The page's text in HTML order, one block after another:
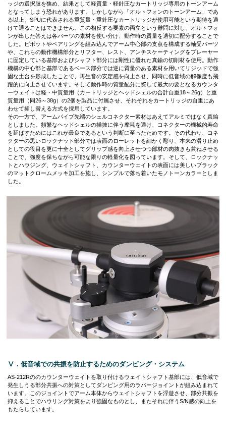
ッジの選択肢を狭め、結果として軽質量・軽針圧なカートリッジ専用のトーンアーム
となってしまう恐れがあります。しかしながら「オルトフォンのトーンアーム」であ
る以上、SPUに代表される重質量・重針圧なカートリッジが使用可能という期待を避
けて通ることはできません。この相反する要素の両立という難問に対し、オルトフォ
ンが出した答えは各パーツの素材を使い分け、動作時の質量を適切に配分することで
した。ピボットやベアリングを組み込んでアーム中心部の支点を構成する軸受パーツ
や、これらの動作機構部分とリフター、レスト、アンチスケーティングをプレーヤー
に固定している基部およびシャフト部分には剛性に優れた真鍮の切削材を使用。動作
機構の中心部と基部であるベース部分では逆に質量のある素材を用いてリジッドで強
固な土台を形成したことで、再生音の安定感を向上させ、同時に低音域の解像度も飛
躍的に向上させています。そして動作時の質量配分に際して最大の要となるカウンタ
ーウェイトは軽・中質量用（カートリッジとヘッドシェルの合計自重18～26g）と重
質量用（同26～38g）の2個を製品に付属させ、それぞれをカートリッジの自重にあ
わせて挿し替える方式を採用しています。
その一方で、アームパイプ先端のシェルコネクター素材はあえてアルミではなく真鍮
としました。頻繁なヘッドシェルの挿抜に伴う摩耗を避け、コネクターの機械的寿命
を延ばすためにはこれが最良であるという判断に至ったためです。その代わり、コネ
クターの黒いロックナット部分では表面のローレットを細かく彫り、本来の滑り止め
としての役目を更に十全としてグリップ感を向上させつつ部材の肉抜きも兼ねさせる
ことで、強度を保ちながら可能な限りの軽量化を図っています。そして、ロックナッ
トとハウジング、ウェイトシャフト、カウンターウェイトの表面には美しいブラック
のマットクロームメッキ加工を施し、シンプルで落ち着いたモノトーンカラーとしま
した。
Ⅴ．低音域での共振を防止するためのダンピング・システム
AS-212Rののカウンターウェイトを取り付けるウェイトシャフト基部には、低音域で
発生しうる部分共振への対策としてダンピング用のラバージョイントが組み込まれて
います。このジョイントでアーム本体からウェイトシャフトを浮遊させ、部分共振を
抑えることでハウリング対策をより強固なものとし、またそれに伴うS/N感の向上を
もたらしています。